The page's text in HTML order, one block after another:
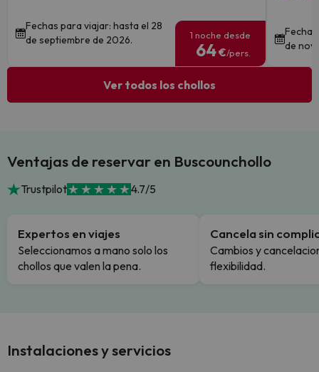
Fechas para viajar: hasta el 28
de septiembre de 2026.
1 noche desde
64€/pers.
de
Ver todos los chollos
Ventajas de reservar en Buscounchollo
Trustpilot 4.7/5
Expertos en viajes
Seleccionamos a mano solo los
chollos que valen la pena.
Cancela sin
Cambios y
flexibilidad.
Instalaciones y servicios